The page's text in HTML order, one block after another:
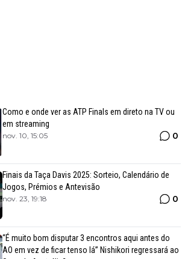
Como e onde ver as ATP Finals em direto na TV ou
em streaming
nov. 10, 15:05 0
Finais da Taça Davis 2025: Sorteio, Calendário de
Jogos, Prémios e Antevisão
nov. 23, 19:18 0
“É muito bom disputar 3 encontros aqui antes do
AO em vez de ficar tenso lá” Nishikori regressará ao